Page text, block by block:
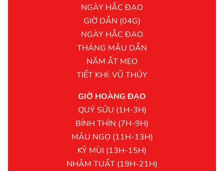
NGÀY HẮC ĐẠO
GIỜ DẦN (04G)
NGÀY HẮC ĐẠO
THÁNG MẬU DẦN
NĂM ẤT MẸO
TIẾT KHÍ: VŨ THỦY
GIỜ HOÀNG ĐẠO
QUÝ SỬU (1H-3H)
BÍNH THÌN (7H-9H)
MẬU NGỌ (11H-13H)
KỶ MÙI (13H-15H)
NHÂM TUẤT (19H-21H)